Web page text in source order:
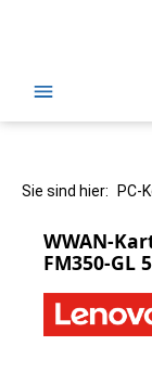
Sie sind hier: PC-
WWAN-
FM350-GL